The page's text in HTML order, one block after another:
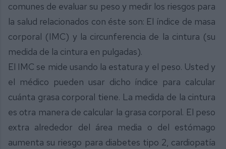
comunes de evaluar su peso y medir los riesgos para
la salud relacionados con éste son: El índice de masa
corporal (IMC) y la circunferencia de la cintura (su
medida de la cintura en pulgadas).
El IMC se mide usando la estatura y el peso. Usted y
el médico pueden usar dicho índice para calcular
cuánta grasa corporal tiene. La medida de la cintura
es otra manera de calcular la grasa corporal. El peso
extra alrededor del área media o del estómago
aumenta su riesgo para diabetes tipo 2, cardiopatía